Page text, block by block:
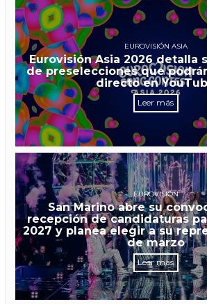
EUROVISIÓN ASIA
Eurovisión Asia 2026 detalla
de preselecciones que
directo en
Leer más
EUROVISIÓN
San Marino abre su
recepción de candidaturas
2027 y planea elegir a su
de marzo
Leer más